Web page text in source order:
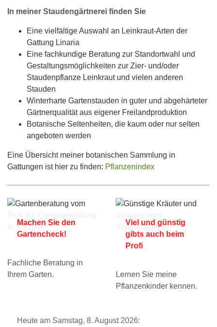
In meiner Staudengärtnerei finden Sie
Eine vielfältige Auswahl an Leinkraut-Arten der
Gattung Linaria
Eine fachkundige Beratung zur Standortwahl und
Gestaltungsmöglichkeiten zur Zier- und/oder
Staudenpflanze Leinkraut und vielen anderen
Stauden
Winterharte Gartenstauden in guter und abgehärteter
Gärtnerqualität aus eigener Freilandproduktion
Botanische Seltenheiten, die kaum oder nur selten
angeboten werden
Eine Übersicht meiner botanischen Sammlung in
Gattungen ist hier zu finden: Pflanzenindex
Machen Sie den
Gartencheck!
Fachliche Beratung in
Ihrem Garten.
Viel und günstig
gibts auch beim
Profi
Lernen Sie meine
Pflanzenkinder kennen.
Heute am Samstag, 8. August 2026: